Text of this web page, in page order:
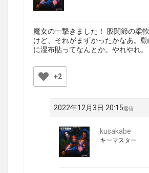
魔女の一撃きました！ 股関節の柔
けど、それがまずかったかなあ。
に湿布貼ってなんとか。やれやれ。
+2
2022年12月3日 20:15返信
kusakabe
キーマスター